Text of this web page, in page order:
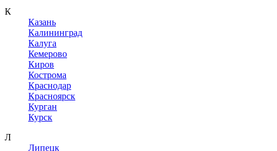
К
Казань
Калининград
Калуга
Кемерово
Киров
Кострома
Краснодар
Красноярск
Курган
Курск
Л
Липецк